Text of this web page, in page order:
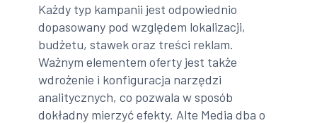
Każdy typ kampanii jest odpowiednio
dopasowany pod względem lokalizacji,
budżetu, stawek oraz treści reklam.
Ważnym elementem oferty jest także
wdrożenie i konfiguracja narzędzi
analitycznych, co pozwala w sposób
dokładny mierzyć efekty. Alte Media dba o